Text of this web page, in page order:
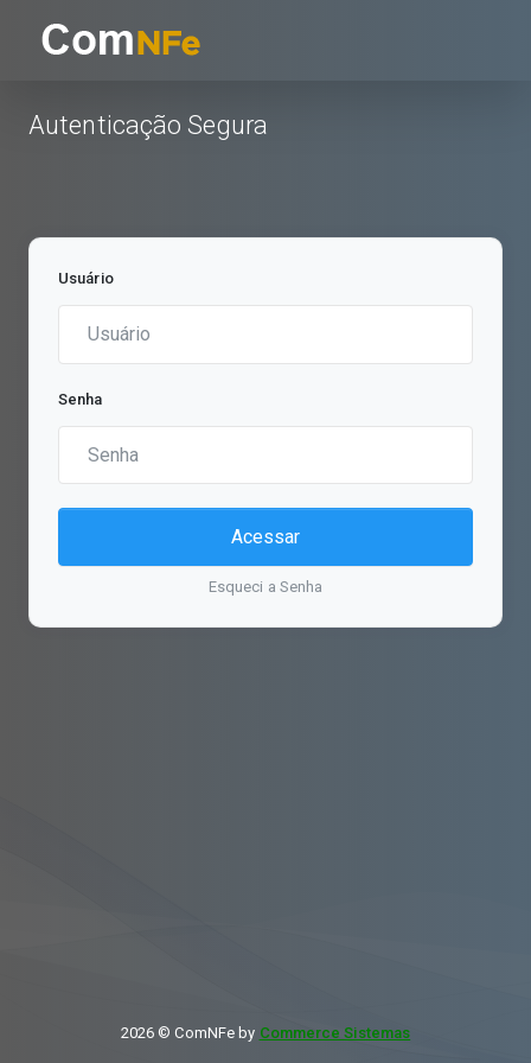
Autenticação Segura
Usuário
Senha
Acessar
Esqueci a Senha
2026 © ComNFe by Commerce Sistemas